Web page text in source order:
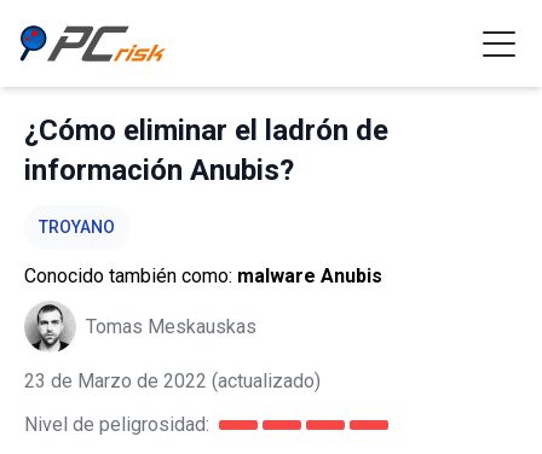
¿Cómo eliminar el ladrón de
información Anubis?
TROYANO
Conocido también como: malware Anubis
Tomas Meskauskas
23 de Marzo de 2022 (actualizado)
Nivel de peligrosidad: